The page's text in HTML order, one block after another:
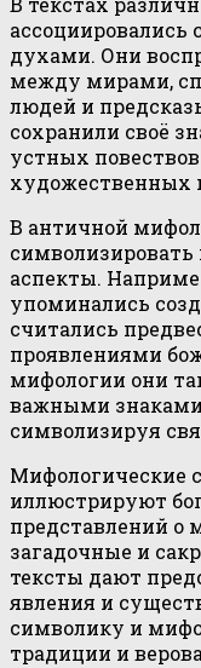
ассоциировались
духами. Они
между мирами,
людей и
сохранили своё
устных
художественных
В античной
символизировать
аспекты.
упоминались
считались
проявлениями
мифологии они
важными
символизируя
Мифологические
иллюстрируют
представлений о
загадочные и
тексты дают
явления и
символику и
традиции и